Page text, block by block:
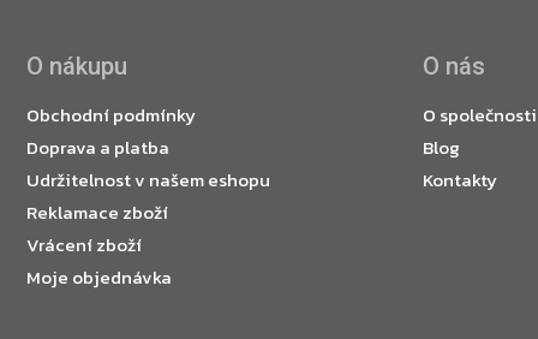
O nákupu
Obchodní podmínky
Doprava a platba
Udržitelnost v našem eshopu
Reklamace zboží
Vrácení zboží
Moje objednávka
O nás
O společnosti
Blog
Kontakty